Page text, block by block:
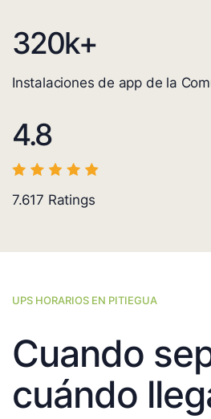
320k+
Instalaciones de app de la
4.8
7.617 Ratings
UPS HORARIOS EN PITIEGUA
Cuando
cuándo